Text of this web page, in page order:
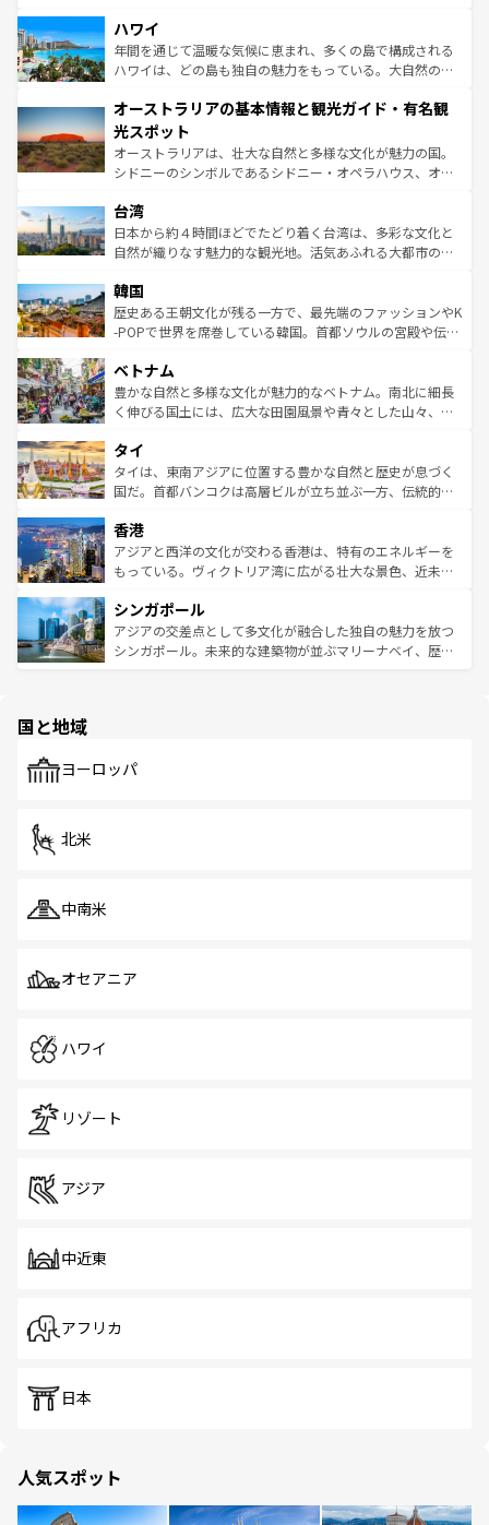
着のスイス情報は
のような巨大都市は、観光、ショッピング、エンターテイ
ンメントが詰まった刺激的なスポットだ。一方、アメリカ
西部には大自然が広がり、グランドキャニオンやイエロー
部のニューオーリンズでは、音楽と美食が融合した独特の
文化が魅力。旅行者はアメリカの各地域で異なる魅力を楽
しみながら、その多様性と豊かな歴史を感じることができ
るだろう。車でのロードトリップや列車の旅も、アメリカ
情報は
ハワイ
年間を通じて温暖な気候に恵まれ、多くの島で構成される
ハワイは、どの島も独自の魅力をもっている。大自然の神
ワイ島は見逃せない。また、定番の観光地といえばオアフ
島だが、静かな自然を求めるならマウイ島やカウアイ島が
おすすめ。エメラルドグリーンに輝く海をはじめ、豊かな
文化や歴史が息づいている。「アロハスピリット」と呼ば
人々、おいしいローカルフードやハワイアンミュージッ
ク、伝統的なフラダンスなど、すべてがハワイの魅力を彩
っている。訪れるたびに新しい発見と感動が待っているハ
はコンテンツ一覧
オーストラリアの基本情報と観光ガイド・有名観
光スポット
オーストラリアは、壮大な自然と多様な文化が魅力の国。
シドニーのシンボルであるシドニー・オペラハウス、オー
リアリーフや大陸中央部にそびえるウルル（エアーズロッ
ク）、タスマニアの美しい原生林やケアンズの熱帯雨林な
ど、見どころがたくさん。また、カフェやワイン、オージ
いる。アクティビティも充実しており、サーフィンやダイ
ビング、ハイキングなど、アウトドア好きにはたまらな
い。オーストラリアの多彩な魅力を存分に味わいつくそ
参照してほしい。
台湾
日本から約４時間ほどでたどり着く台湾は、多彩な文化と
自然が織りなす魅力的な観光地。活気あふれる大都市の台
ン）、静ひつな山岳地帯である台湾東部など、都市の喧騒
と山間の静けさが共存しており、訪れる人に新しい発見と
驚きをもたらしてくれる。また、奥深い台湾の食文化も魅
容にもいいと評判のスイーツなど、バラエティ豊かな料理
が味わえる。 なお、新着の台湾情報は コンテンツ一覧を参
照してほしい。
韓国
歴史ある王朝文化が残る一方で、最先端のファッションやK
-POPで世界を席巻している韓国。首都ソウルの宮殿や伝統
き、地方に足を延ばせば四季折々の自然美を楽しむことが
できる。そして、キムチや焼肉、絶品のストリートフード
まで、さまざまな韓国料理が待っている。夜には、韓国な
リティに包まれながら、韓国の多彩な魅力を心ゆくまで味
わってみてほしい。 なお、新着の韓国情報はコンテンツ一
覧を参照してほしい。
ベトナム
豊かな自然と多様な文化が魅力的なベトナム。南北に細長
く伸びる国土には、広大な田園風景や青々とした山々、世
急速な発展と共に伝統が息づく。ハノイの古い町並みやホ
ーチミン市のフランス統治時代の建物も、独特の雰囲気を
醸し出している。また、バラエティの豊かさとおいしさで
とつ。フォーやバインミー、ベトナムコーヒーなどは、ぜ
ひ現地で味わいたい。どの地域を訪れてもあたたかい人々
が旅行者を迎えてくれるので、きっと忘れられない旅にな
参照してほしい。
タイ
タイは、東南アジアに位置する豊かな自然と歴史が息づく
国だ。首都バンコクは高層ビルが立ち並ぶ一方、伝統的な
の活気が交差している。北部ではチェンマイなどの山岳地
帯で自然と触れ合い、南部ではプーケットやクラビの美し
いビーチでリゾート気分を楽しむことができる。タイ料理
激する。気候は一年中温暖で、どの季節にも異なる楽しみ
が待っている。親しみやすいタイの人々、仏教を中心とし
た文化、そして多様な観光資源が、訪れる旅人を魅了し続
香港
アジアと西洋の文化が交わる香港は、特有のエネルギーを
もっている。ヴィクトリア湾に広がる壮大な景色、近未来
み、どこを訪れても感動するはず。観光スポットが密集し
ており、効率よく見どころを回れるのも魅力。息をのむよ
うな絶景から文化的な体験まで、香港を存分に楽しみ尽く
シンガポール
アジアの交差点として多文化が融合した独自の魅力を放つ
シンガポール。未来的な建築物が並ぶマリーナベイ、歴史
で、ホーカーズは地元の風情を楽しめる外せないスポット
国と地域
ヨーロッパ
北米
中南米
オセアニア
ハワイ
リゾート
アジア
中近東
アフリカ
日本
人気スポット